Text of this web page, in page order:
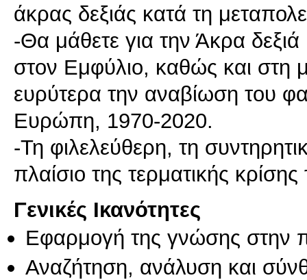
άκρας δεξιάς κατά τη
-Θα μάθετε για την Άκρα
στον Εμφύλιο, καθώς και στη
ευρύτερα την αναβίωση του
Ευρώπη, 1970-2020.
-Τη φιλελεύθερη, τη
πλαίσιο της τερματικής
Γενικές Ικανότητες
Εφαρμογή της γνώσης στην
Αναζήτηση, ανάλυση και